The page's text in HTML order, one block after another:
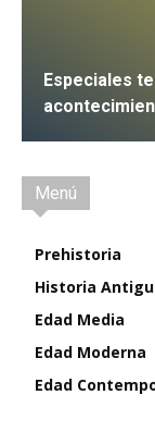
Especiales
IR
Menú
Prehistoria
Historia
Edad Media
Edad Moderna
Edad